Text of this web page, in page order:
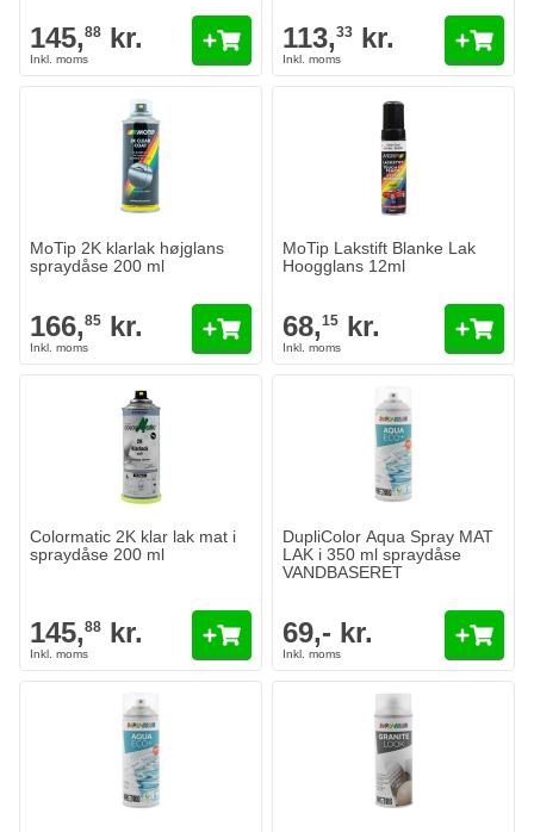
145,88 kr. 113,33 kr.
MoTip 2K klarlak højglans
spraydåse 200 ml
166,85 kr.
MoTip Lakstift Blanke Lak
Hoogglans 12ml
68,15 kr.
Colormatic 2K klar lak mat i
spraydåse 200 ml
145,88 kr.
DupliColor Aqua Spray MAT
LAK i 350 ml spraydåse
VANDBASERET
69,- kr.